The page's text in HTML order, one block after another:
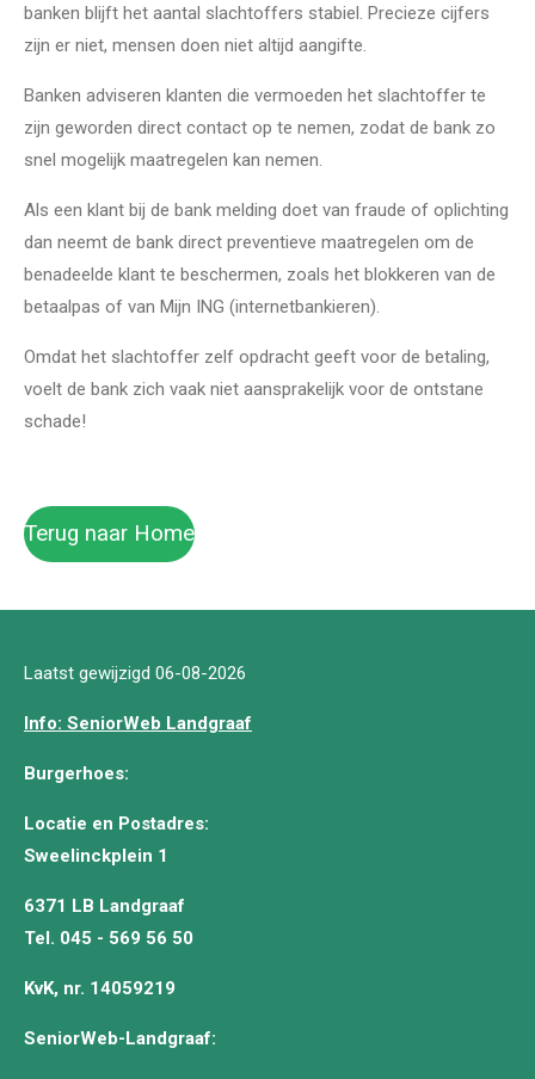
banken blijft het aantal slachtoffers stabiel. Precieze cijfers
zijn er niet, mensen doen niet altijd aangifte.
Banken adviseren klanten die vermoeden het slachtoffer te
zijn geworden direct contact op te nemen, zodat de bank zo
snel mogelijk maatregelen kan nemen.
Als een klant bij de bank melding doet van fraude of oplichting
dan neemt de bank direct preventieve maatregelen om de
benadeelde klant te beschermen, zoals het blokkeren van de
betaalpas of van Mijn ING (internetbankieren).
Omdat het slachtoffer zelf opdracht geeft voor de betaling,
voelt de bank zich vaak niet aansprakelijk voor de ontstane
schade!
Terug naar Home
Laatst gewijzigd 06-08-2026
Info: SeniorWeb Landgraaf
Burgerhoes:
Locatie en Postadres:
Sweelinckplein 1
6371 LB Landgraaf
Tel. 045 - 569 56 50
KvK, nr. 14059219
SeniorWeb-Landgraaf: